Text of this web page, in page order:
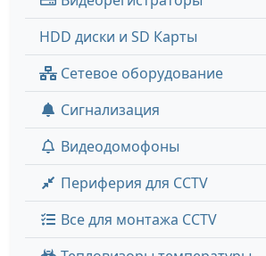
HDD диски и SD Карты
Сетевое оборудование
Сигнализация
Видеодомофоны
Периферия для CCTV
Все для монтажа CCTV